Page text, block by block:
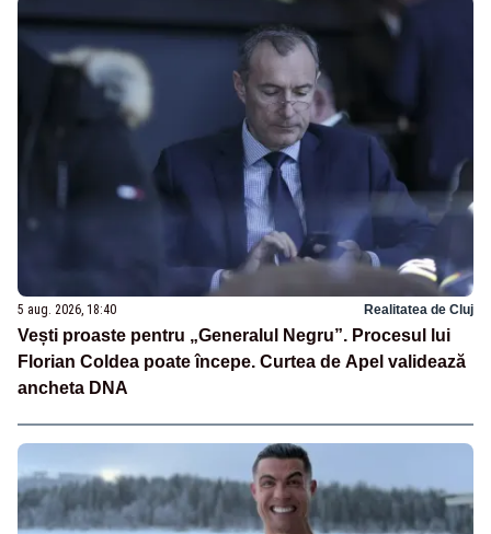
5 aug. 2026, 18:40 Realitatea de Cluj
Vești proaste pentru „Generalul Negru”. Procesul lui
Florian Coldea poate începe. Curtea de Apel validează
ancheta DNA